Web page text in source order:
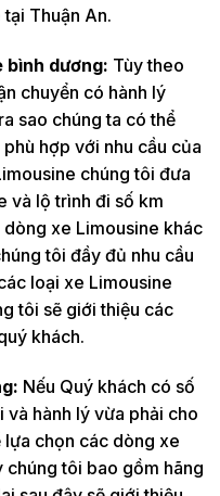
Thuận An.
bình dương: Tùy theo
chuyển có hành lý
sao chúng ta có thể
hợp với nhu cầu của
chúng tôi đưa
và lộ trình đi số km
xe Limousine khác
tôi đầy đủ nhu cầu
loại xe Limousine
tôi sẽ giới thiệu các
khách.
Nếu Quý khách có số
hành lý vừa phải cho
chọn các dòng xe
tôi bao gồm hãng